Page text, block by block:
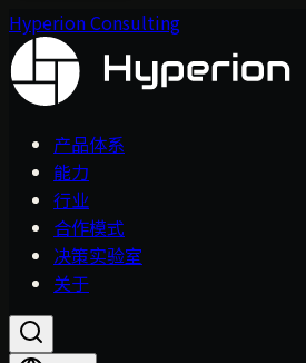
Hyperion Consulting
产品体系
能力
行业
合作模式
决策实验室
关于